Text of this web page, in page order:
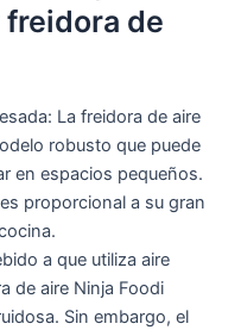
freidora de
La freidora de aire
robusto que puede
en espacios pequeños.
proporcional a su gran
a que utiliza aire
de aire Ninja Foodi
Sin embargo, el